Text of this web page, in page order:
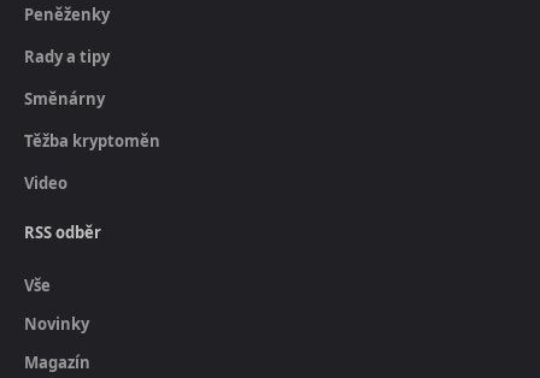
Peněženky
Rady a tipy
Směnárny
Těžba kryptoměn
Video
RSS odběr
Vše
Novinky
Magazín